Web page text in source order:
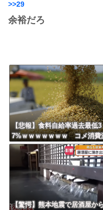
>>29
余裕だろ
【悲報】食料自給率過去最低3
7%ｗｗｗｗｗｗｗ コメ消費
響く・・・
【驚愕】熊本地震で居酒屋か